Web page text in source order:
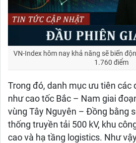
VN-Index hôm nay khả năng sẽ biến
1.760 điểm
Trong đó, danh mục ưu tiên các
như cao tốc Bắc – Nam giai
vùng Tây Nguyên – Đồng bằng
thống truyền tải 500 kV, khu
cao và hạ tầng logistics. Như